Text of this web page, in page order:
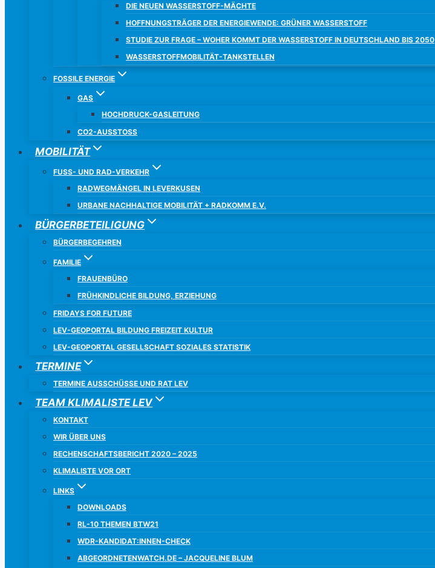
DIE NEUEN WASSERSTOFF-MÄCHTE
HOFFNUNGSTRÄGER DER ENERGIEWENDE: GRÜNER WASSERSTOFF
STUDIE ZUR FRAGE – WOHER KOMMT DER WASSERSTOFF IN DEUTSCHLAND BIS 2050
WASSERSTOFFMOBILITÄT-TANKSTELLEN
FOSSILE ENERGIE
GAS
HOCHDRUCK-GASLEITUNG
CO2-AUSSTOSS
MOBILITÄT
FUSS- UND RAD-VERKEHR
RADWEGMÄNGEL IN LEVERKUSEN
URBANE NACHHALTIGE MOBILITÄT + RADKOMM E.V.
BÜRGERBETEILIGUNG
BÜRGERBEGEHREN
FAMILIE
FRAUENBÜRO
FRÜHKINDLICHE BILDUNG, ERZIEHUNG
FRIDAYS FOR FUTURE
LEV-GEOPORTAL BILDUNG FREIZEIT KULTUR
LEV-GEOPORTAL GESELLSCHAFT SOZIALES STATISTIK
TERMINE
TERMINE AUSSCHÜSSE UND RAT LEV
TEAM KLIMALISTE LEV
KONTAKT
WIR ÜBER UNS
RECHENSCHAFTSBERICHT 2020 – 2025
KLIMALISTE VOR ORT
LINKS
DOWNLOADS
RL-10 THEMEN BTW21
WDR-KANDIDAT:INNEN-CHECK
ABGEORDNETENWATCH.DE – JACQUELINE BLUM